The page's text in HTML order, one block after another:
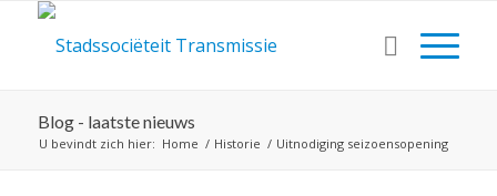
Blog - laatste nieuws
U bevindt zich hier: Home / Historie / Uitnodiging seizoensopening